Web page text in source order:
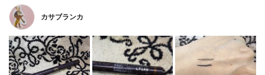
カサブランカ